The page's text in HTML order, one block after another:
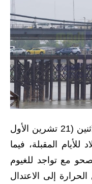
والسلف
السياسية
الامنية
الاقتصادية
الرياضية
أعلنت هيئة الأنواء الجوية، اليوم الاثنين (21 تشرين الأول
للأيام المقبلة، فيما
مع تواجد للغيوم
إلى الاعتدال